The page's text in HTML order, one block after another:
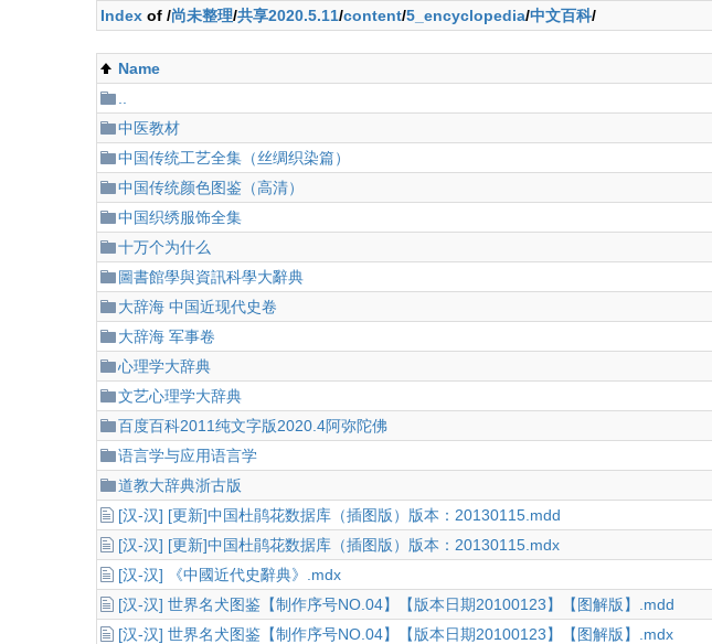
Index of /尚未整理/共享2020.5.11/content/5_encyclopedia/中文百科/
Name
中医教材
中国传统工艺全集（丝绸织染篇）
中国传统颜色图鉴（高清）
中国织绣服饰全集
十万个为什么
圖書館學與資訊科學大辭典
大辞海 中国近现代史卷
大辞海 军事卷
心理学大辞典
文艺心理学大辞典
百度百科2011纯文字版2020.4阿弥陀佛
语言学与应用语言学
道教大辞典浙古版
[汉-汉] [更新]中国杜鹃花数据库（插图版）版本：20130115.mdd
[汉-汉] [更新]中国杜鹃花数据库（插图版）版本：20130115.mdx
[汉-汉] 《中國近代史辭典》.mdx
[汉-汉] 世界名犬图鉴【制作序号NO.04】【版本日期20100123】【图解版】.mdd
[汉-汉] 世界名犬图鉴【制作序号NO.04】【版本日期20100123】【图解版】.mdx